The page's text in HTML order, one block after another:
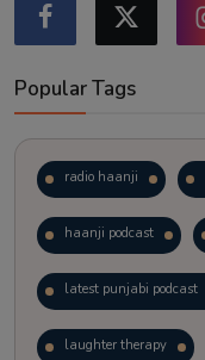
Popular Tags
radio haanji
haanji podcast
latest punjabi podcast
laughter therapy